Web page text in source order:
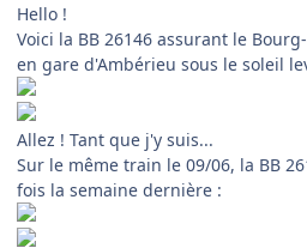
Hello !
Voici la BB 26146 assurant le
en gare d'Ambérieu sous le soleil
Allez ! Tant que j'y suis...
Sur le même train le 09/06, la BB
fois la semaine dernière :